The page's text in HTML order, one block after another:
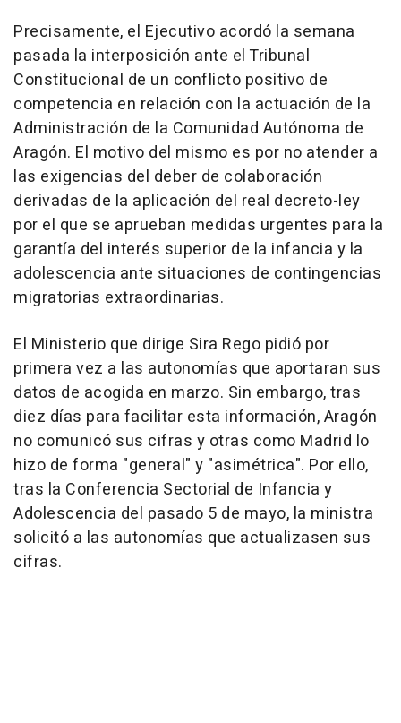
Precisamente, el Ejecutivo acordó la semana
pasada la interposición ante el Tribunal
Constitucional de un conflicto positivo de
competencia en relación con la actuación de la
Administración de la Comunidad Autónoma de
Aragón. El motivo del mismo es por no atender a
las exigencias del deber de colaboración
derivadas de la aplicación del real decreto-ley
por el que se aprueban medidas urgentes para la
garantía del interés superior de la infancia y la
adolescencia ante situaciones de contingencias
migratorias extraordinarias.
El Ministerio que dirige Sira Rego pidió por
primera vez a las autonomías que aportaran sus
datos de acogida en marzo. Sin embargo, tras
diez días para facilitar esta información, Aragón
no comunicó sus cifras y otras como Madrid lo
hizo de forma "general" y "asimétrica". Por ello,
tras la Conferencia Sectorial de Infancia y
Adolescencia del pasado 5 de mayo, la ministra
solicitó a las autonomías que actualizasen sus
cifras.